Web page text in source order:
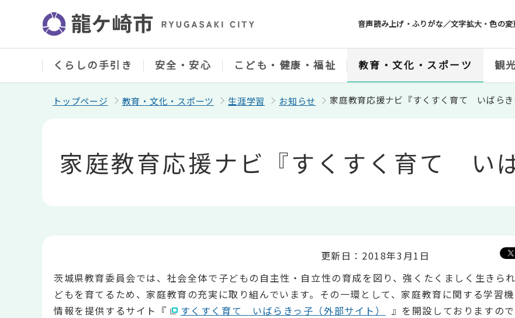
ジ
音声読み上げ・ふりがな／文字拡大・色の変
くらしの手引き 安全・安心 こども・健康・福祉 教育・文化・スポーツ 観
トップページ 教育・文化・スポーツ 生涯学習 お知らせ 家庭教育応援ナビ『すくすく育て いばらき
家庭教育応援ナビ『すくすく育て いば
更新日：2018年3月1日
茨城県教育委員会では、社会全体で子どもの自主性・自立性の育成を図り、強くたくましく生きら
どもを育てるため、家庭教育の充実に取り組んでいます。その一環として、家庭教育に関する学習機
情報を提供するサイト『
すくすく育て いばらきっ子（外部サイト）
』を開設しておりますの